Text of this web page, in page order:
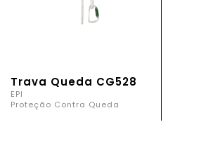
Trava Queda CG528
EPI
Proteção Contra Queda